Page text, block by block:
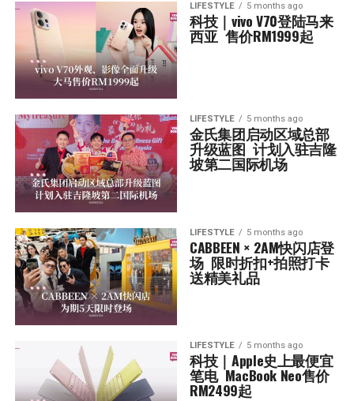
LIFESTYLE 5 months ago
科技｜vivo V70登陆马来
西亚  售价RM1999起
LIFESTYLE 5 months ago
金氏集团启动区域总部
升级蓝图  计划入驻吉隆
坡第二国际机场
LIFESTYLE 5 months ago
CABBEEN × 2AM快闪店登
场  限时折扣+拍照打卡
送精美礼品
LIFESTYLE 5 months ago
科技｜Apple史上最便宜
笔电  MacBook Neo售价
RM2499起